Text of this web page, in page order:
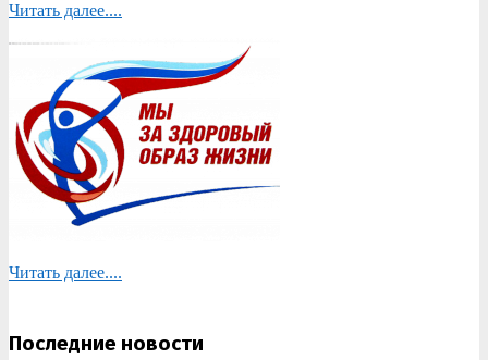
Читать далее....
Читать далее....
Последние новости